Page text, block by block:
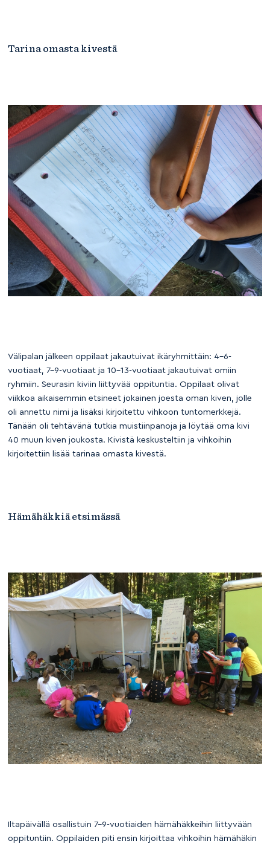
Tarina omasta kivestä
Välipalan jälkeen oppilaat jakautuivat ikäryhmittäin: 4–6-
vuotiaat, 7–9-vuotiaat ja 10–13-vuotiaat jakautuivat omiin
ryhmiin. Seurasin kiviin liittyvää oppituntia. Oppilaat olivat
viikkoa aikaisemmin etsineet jokainen joesta oman kiven, jolle
oli annettu nimi ja lisäksi kirjoitettu vihkoon tuntomerkkejä.
Tänään oli tehtävänä tutkia muistiinpanoja ja löytää oma kivi
40 muun kiven joukosta. Kivistä keskusteltiin ja vihkoihin
kirjoitettiin lisää tarinaa omasta kivestä.
Hämähäkkiä etsimässä
Iltapäivällä osallistuin 7–9-vuotiaiden hämähäkkeihin liittyvään
oppituntiin. Oppilaiden piti ensin kirjoittaa vihkoihin hämähäkin